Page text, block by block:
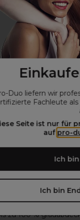
Duo liefern wir
Fachleute
Seite ist nur für
auf pro-
Ich
Ich bin
Haarfarbe 100ml
ohne MwSt.
und me+
metalle im haar
haarfarbe durch das
zu 100 %